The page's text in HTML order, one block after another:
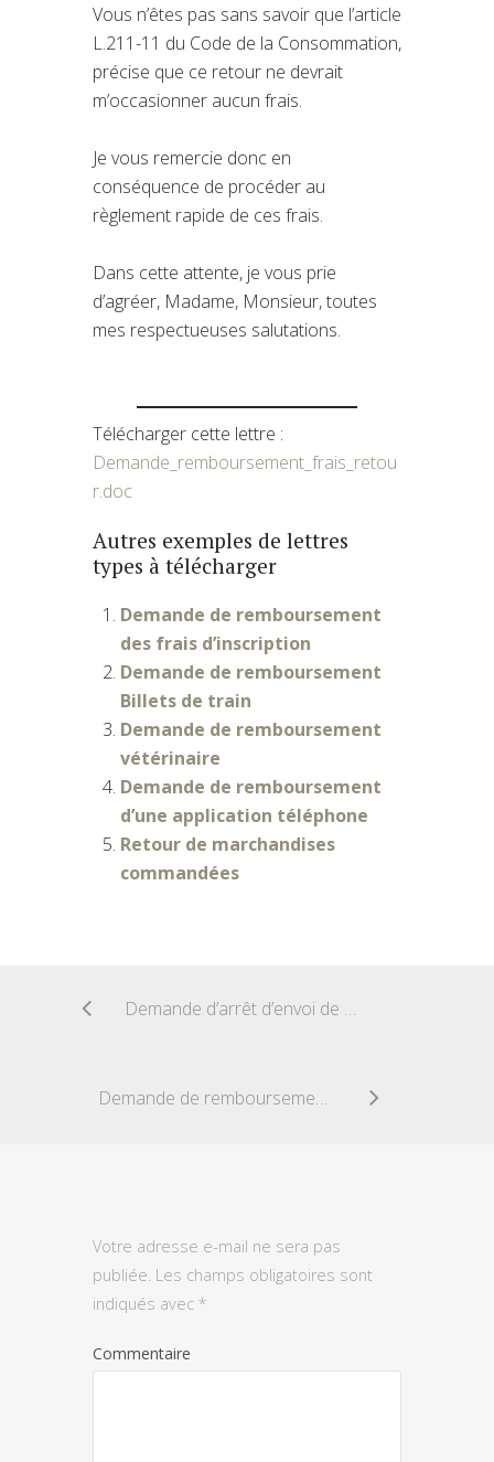
Vous n’êtes pas sans savoir que l’article
L.211-11 du Code de la Consommation,
précise que ce retour ne devrait
m’occasionner aucun frais.
Je vous remercie donc en
conséquence de procéder au
règlement rapide de ces frais.
Dans cette attente, je vous prie
d’agréer, Madame, Monsieur, toutes
mes respectueuses salutations.
Télécharger cette lettre :
Demande_remboursement_frais_retou
r.doc
Autres exemples de lettres
types à télécharger
Demande de remboursement
des frais d’inscription
Demande de remboursement
Billets de train
Demande de remboursement
vétérinaire
Demande de remboursement
d’une application téléphone
Retour de marchandises
commandées
Demande d’arrêt d’envoi de publicité
Demande de remboursement d’une application téléphone
Votre adresse e-mail ne sera pas
publiée. Les champs obligatoires sont
indiqués avec *
Commentaire